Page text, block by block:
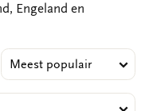
Engeland en